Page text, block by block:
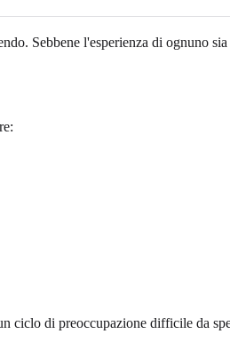
Sebbene l'esperienza di ognuno
ciclo di preoccupazione difficile da